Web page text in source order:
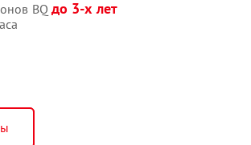
BQ до 3-х лет